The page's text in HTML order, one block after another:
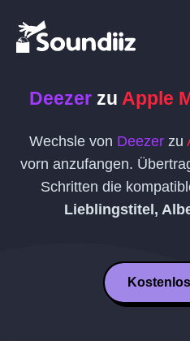
Deezer zu Apple
Wechsle von Deezer zu
vorn anzufangen.
Schritten die
Lieblingstitel,